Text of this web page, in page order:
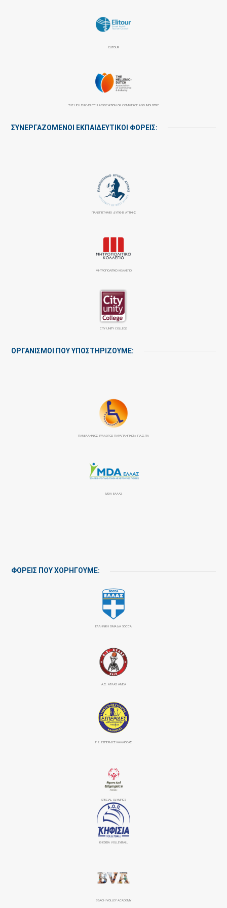
ELITOUR
THE HELLENIC-DUTCH ASSOCIATION OF COMMERCE AND INDUSTRY
ΣΥΝΕΡΓΑΖΌΜΕΝΟΙ ΕΚΠΑΙΔΕΥΤΙΚΟΊ ΦΟΡΕΊΣ:
ΠΑΝΕΠΙΣΤΉΜΙΟ ΔΥΤΙΚΉΣ ΑΤΤΙΚΉΣ
ΜΗΤΡΟΠΟΛΙΤΙΚΟ ΚΟΛΛΕΓΙΟ
CITY UNITY COLLEGE
ΟΡΓΑΝΙΣΜΟΙ ΠΟΥ ΥΠΟΣΤΗΡΙΖΟΥΜΕ:
ΠΑΝΕΛΛΉΝΙΟΣ ΣΎΛΛΟΓΟΣ ΠΑΡΑΠΛΗΓΙΚΏΝ: ΠΑ.Σ.ΠΑ
MDA ΕΛΛΑΣ
ΦΟΡΕΙΣ ΠΟΥ ΧΟΡΗΓΟΥΜΕ:
ΕΛΛΗΝΙΚΗ ΟΜΑΔΑ SOCCA
Α.Σ. ΑΤΛΑΣ ΑΜΕΑ
Γ.Σ. ΕΣΠΕΡΙΔΕΣ ΚΑΛΛΙΘΕΑΣ
SPECIAL OLYMPICS
ΚΗΦΙΣΙΆ VOLLEYBALL
BEACH VOLLEY ACADEMY